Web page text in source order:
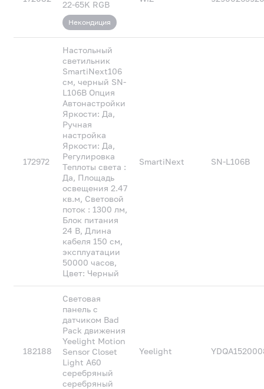
22-65K RGB
Некондиция
172972
Настольный
светильник
SmartiNext106
см, черный SN-
L106B Опция
Автонастройки
Яркости: Да,
Ручная
настройка
Яркости: Да,
Регулировка
Теплоты света :
Да, Площадь
освещения 2.47
кв.м, Световой
поток : 1300 лм,
Блок питания
24 В, Длина
кабеля 150 см,
эксплуатации
50000 часов,
Цвет: Черный
SmartiNext SN-L106B
182188
Световая
панель с
датчиком Bad
Pack движения
Yeelight Motion
Sensor Closet
Light A60
серебряный
серебряный
Yeelight